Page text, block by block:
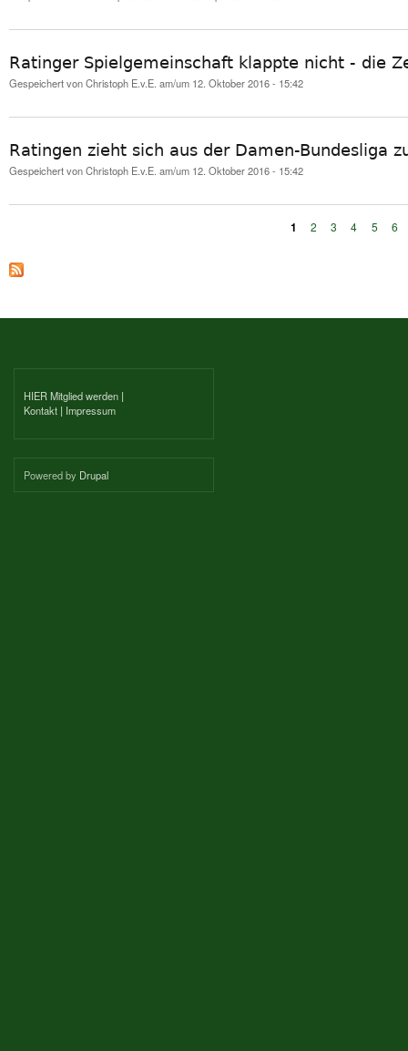
Ratinger Spielgemeinschaft klappte nicht - die
Gespeichert vonChristoph E.v.E. am/um 12. Oktober 2016 - 15:42
Ratingen zieht sich aus der Damen-Bundesliga
Gespeichert vonChristoph E.v.E. am/um 12. Oktober 2016 - 15:42
1 2 3 4 5 6
HIER Mitglied werden |
Kontakt | Impressum
Powered by Drupal